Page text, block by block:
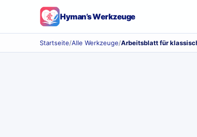
Hyman’s Werkzeuge
Startseite/Alle Werkzeuge/Arbeitsblatt für